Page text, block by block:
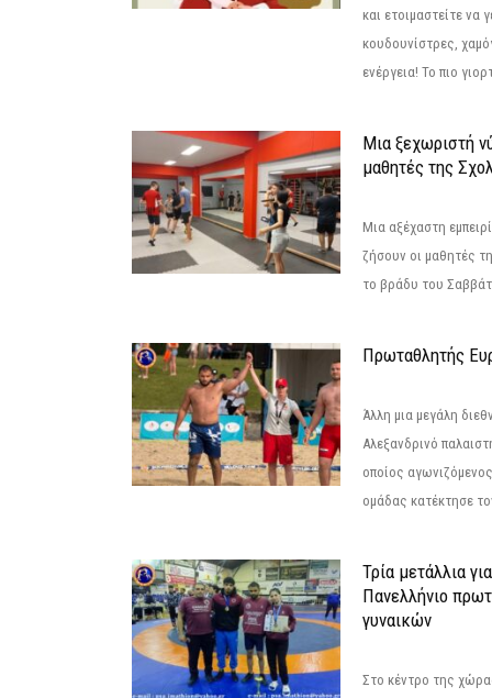
και ετοιμαστείτε να
κουδουνίστρες,
ενέργεια! Το πιο
Μια ξεχωριστή
μαθητές της
Μια αξέχαστη
ζήσουν οι μαθητές
το βράδυ του
Πρωταθλητής
Άλλη μια μεγάλη
Αλεξανδρινό
οποίος
ομάδας κατέκτησε
Τρία μετάλλια
Πανελλήνιο
γυναικών
Στο κέντρο της